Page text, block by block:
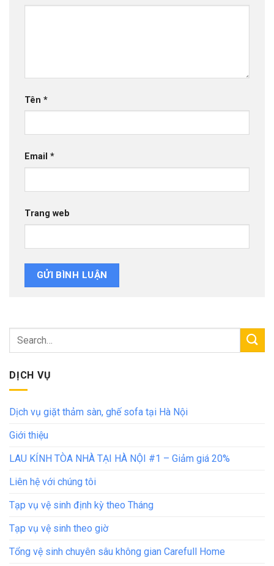
Tên *
Email *
Trang web
DỊCH VỤ
Dịch vụ giặt thảm sàn, ghế sofa tại Hà Nội
Giới thiệu
LAU KÍNH TÒA NHÀ TẠI HÀ NỘI #1 – Giảm giá 20%
Liên hệ với chúng tôi
Tạp vụ vệ sinh định kỳ theo Tháng
Tạp vụ vệ sinh theo giờ
Tổng vệ sinh chuyên sâu không gian Carefull Home